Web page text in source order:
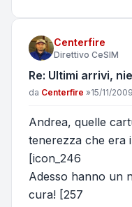
Centerfire
Direttivo CeSIM
Re: Ultimi arrivi,
Messaggio
da Centerfire »15/11/
Andrea, quelle
tenerezza che era
[icon_246
Adesso hanno un
cura! [257